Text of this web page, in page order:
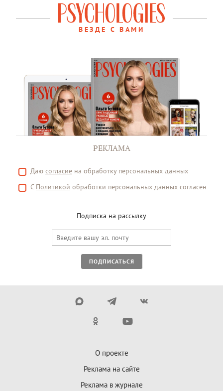
ВЕЗДЕ С ВАМИ
РЕКЛАМА
Даю согласие на обработку персональных данных
С Политикой обработки персональных данных согласен
Подписка на рассылку
ПОДПИСАТЬСЯ
О проекте
Реклама на сайте
Реклама в журнале